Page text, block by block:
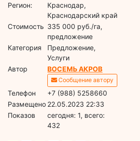
Регион:
Краснодар,
Краснодарский край
Стоимость 335 000 руб./га,
предложение
Категория
Предложение,
Услуги
Автор
ВОСЕМЬ АКРОВ
Сообщение автору
Телефон
+7 (988) 5258660
Размещено 22.05.2023 22:33
Показов
cегодня: 1, всего:
432